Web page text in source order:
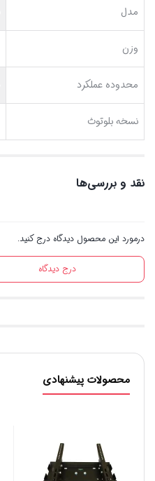
مدل
وزن
محدوده عملکرد
نسخه بلوتوث
نقد و بررسی‌ها
درمورد این محصول دیدگاه درج کنید.
درج دیدگاه
محصولات پیشنهادی